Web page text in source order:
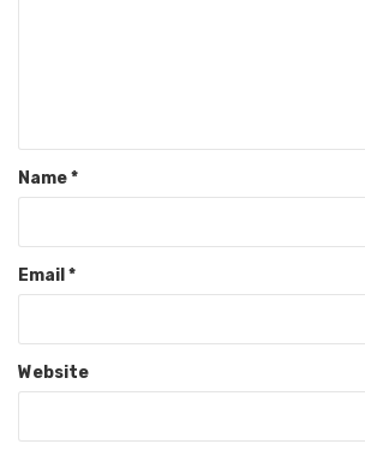
Name*
Email *
Website